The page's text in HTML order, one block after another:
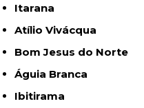
Itarana
Atílio Vivácqua
Bom Jesus do Norte
Águia Branca
Ibitirama